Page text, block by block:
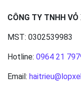
CÔNG TY TNHH
MST: 0302539983
Hotline: 0964 21
Email: